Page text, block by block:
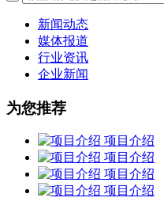
新闻动态
媒体报道
行业资讯
企业新闻
为您推荐
项目介绍
项目介绍
项目介绍
项目介绍